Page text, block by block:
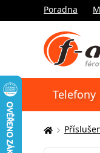
Poradna
Telefony
Zde
se